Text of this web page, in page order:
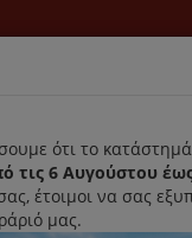
ότι το κατάστημά
τις 6 Αυγούστου
έτοιμοι να σας
μας.